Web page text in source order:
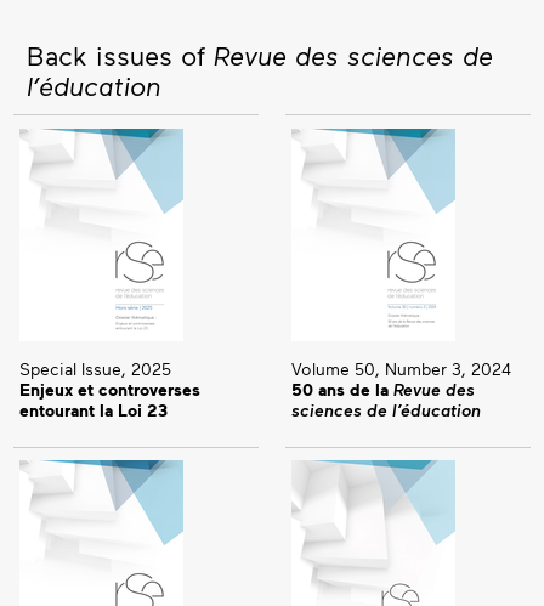
Back issues of Revue des sciences de
l’éducation
Special Issue, 2025
Enjeux et controverses
entourant la Loi 23
Volume 50, Number 3, 2024
50 ans de la Revue des
sciences de l’éducation